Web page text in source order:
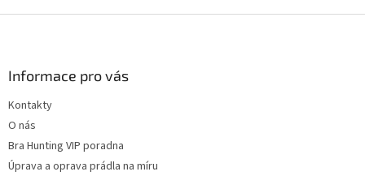
r
Informace pro vás
Kontakty
O nás
Bra Hunting VIP poradna
Úprava a oprava prádla na míru